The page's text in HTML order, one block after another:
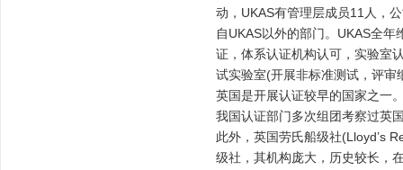
动，UKAS有管理层成员11人，
自UKAS以外的部门。UKAS全
证，体系认证机构认可，实验室
试实验室(开展非标准测试，评
英国是开展认证较早的国家之一
我国认证部门多次组团考察过英
此外，英国劳氏船级社(Lloyd’s
级社，其机构庞大，历史较长，